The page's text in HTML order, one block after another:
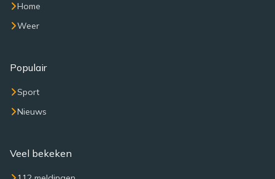
Home
Weer
Populair
Sport
Nieuws
Veel bekeken